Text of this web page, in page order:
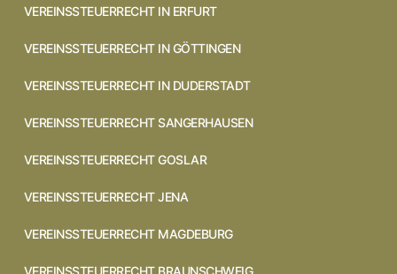
VEREINSSTEUERRECHT IN ERFURT
VEREINSSTEUERRECHT IN GÖTTINGEN
VEREINSSTEUERRECHT IN DUDERSTADT
VEREINSSTEUERRECHT SANGERHAUSEN
VEREINSSTEUERRECHT GOSLAR
VEREINSSTEUERRECHT JENA
VEREINSSTEUERRECHT MAGDEBURG
VEREINSSTEUERRECHT BRAUNSCHWEIG